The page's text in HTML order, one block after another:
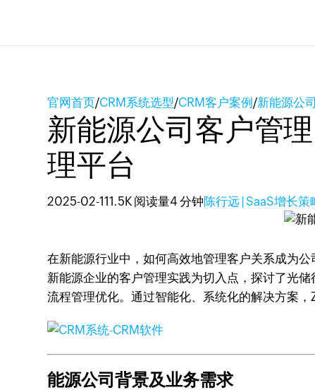
官网首页/CRM系统选型/CRM客户案例/新能源公
新能源公司客户管
理平台
2025-02-111.5K 阅读量4 分钟陈行远 | SaaS增长策
在新能源行业中，如何高效地管理客户关系成为
新能源企业的客户管理实践为切入点，探讨了光
流程管理优化。通过智能化、系统化的解决方案
能源公司背景及业务需求